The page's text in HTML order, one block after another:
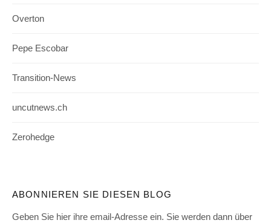
Overton
Pepe Escobar
Transition-News
uncutnews.ch
Zerohedge
ABONNIEREN SIE DIESEN BLOG
Geben Sie hier ihre email-Adresse ein. Sie werden dann über